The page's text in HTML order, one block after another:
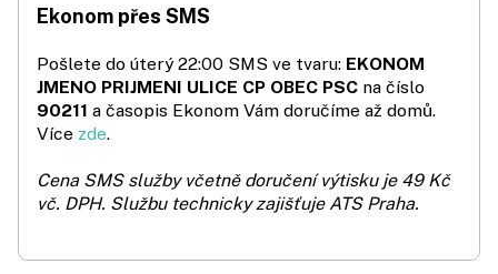
Ekonom přes SMS
Pošlete do úterý 22:00 SMS ve tvaru: EKONOM
JMENO PRIJMENI ULICE CP OBEC PSC na číslo
90211 a časopis Ekonom Vám doručíme až domů.
Více zde.
Cena SMS služby včetně doručení výtisku je 49 Kč
vč. DPH. Službu technicky zajišťuje ATS Praha.